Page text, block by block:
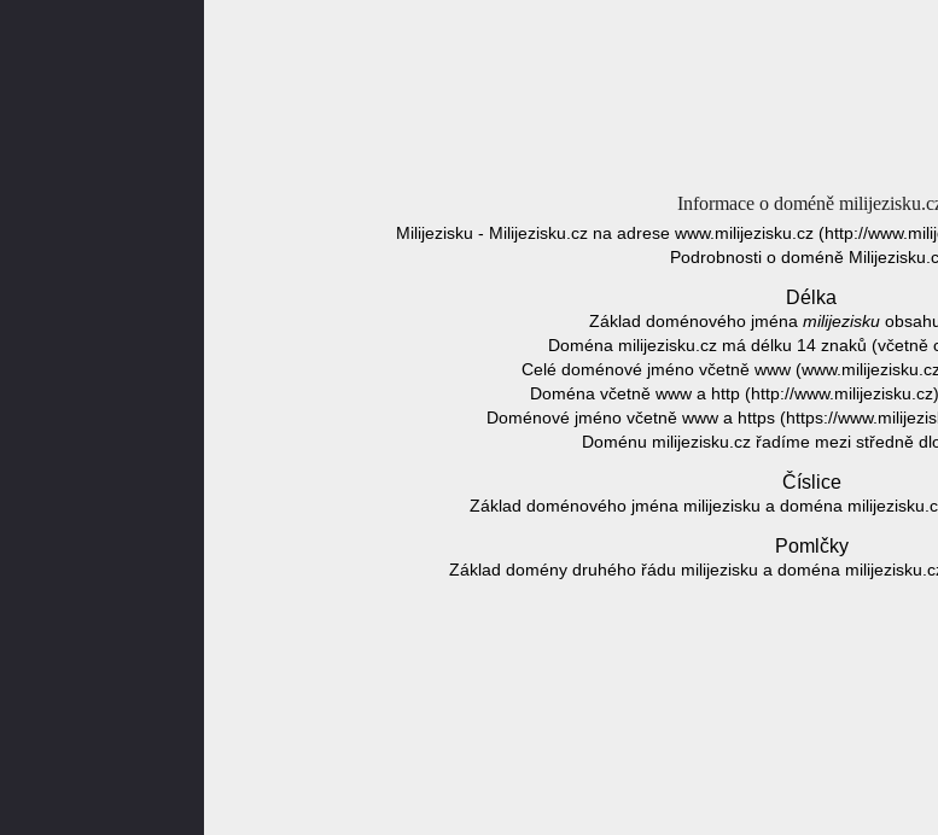
Informace o doméně
Milijezisku - Milijezisku.cz na adrese www.milijezisku.cz (http://
Podrobnosti o doméně
Délka
Základ doménového jména milijezisku
Doména milijezisku.cz má délku 14 znaků (včetně
Celé doménové jméno včetně www
Doména včetně www a http (http://
Doménové jméno včetně www a https (https://
Doménu milijezisku.cz řadíme mezi středně
Číslice
Základ doménového jména milijezisku a doména
Pomlčky
Základ domény druhého řádu milijezisku a doména